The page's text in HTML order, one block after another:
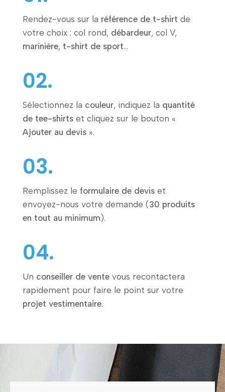
Rendez-vous sur la référence de t-shirt de
votre choix : col rond, débardeur, col V,
marinière, t-shirt de sport…
02.
Sélectionnez la couleur, indiquez la quantité
de tee-shirts et cliquez sur le bouton «
Ajouter au devis ».
03.
Remplissez le formulaire de devis et
envoyez-nous votre demande (30 produits
en tout au minimum).
04.
Un conseiller de vente vous recontactera
rapidement pour faire le point sur votre
projet vestimentaire.